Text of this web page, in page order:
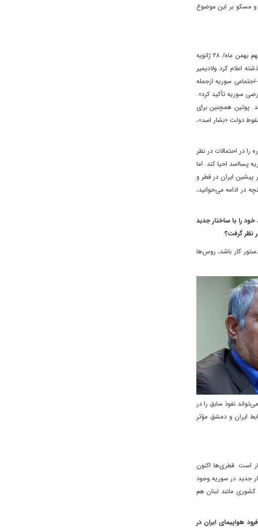
کرده است، داشتیم؛ تهران و مسکو بر این موضوع
در حالی نماینده ویژه وزیر امور خارجه کشورمان در امور سوریه مذاکرات با طرف‌های روس درباره تحولات سوریه را در دستور کار دارد که نهم بهمن ماه/ ۲۸ ژانویه
اعلام کرد ولادیمیر
سوریه از‌جمله
سوریه تأکید کرد».
پوتین همچنین برای
دولت «بشار اسد»،
در احتمالات در نظر
پسااسد احیا کند. اما
پیشین ایران در قطر و
در ادامه می‌خوانید،
را با ساختار جدید
نظر گرفت؟
کار باشد، روس‌ها
نفوذ سابق را در
ایران و دمشق مؤثر
است. قطری‌ها اکنون
جدید در سوریه وجود
مانند لبنان هم
هواپیمای ایران در